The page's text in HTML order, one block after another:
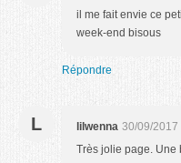
il me fait envie ce
week-end bisous
Répondre
L lilwenna 30/09/2017
Très jolie page. Une